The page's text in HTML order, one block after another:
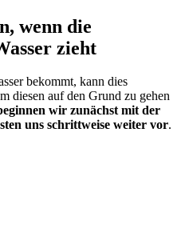
wenn die
zieht
bekommt, kann dies
diesen auf den Grund zu gehen
wir zunächst mit der
uns schrittweise weiter vor.